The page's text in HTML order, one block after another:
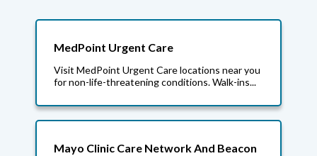
MedPoint Urgent Care
Visit MedPoint Urgent Care locations near you
for non-life-threatening conditions. Walk-ins...
Mayo Clinic Care Network And Beacon